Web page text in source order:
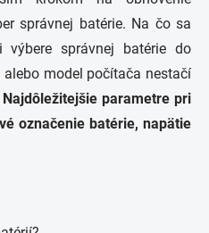
správnej batérie. Na čo sa
správnej batérie do
model počítača nestačí
Najdôležitejšie parametre pri
označenie batérie, napätie